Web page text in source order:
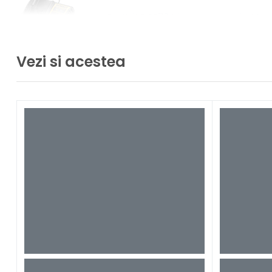
Vezi si acestea